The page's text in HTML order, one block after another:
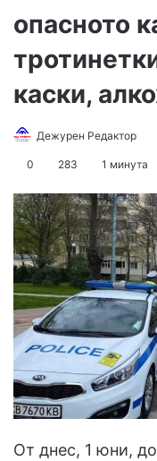
опасното
каски,
Дежурен Редактор
0 283 1 минута
От днес, 1 юни,